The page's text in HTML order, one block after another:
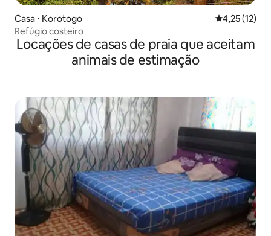
Casa ⋅ Korotogo 4,25 de uma
4,25 (12)
Refúgio costeiro
Locações de casas de praia que aceitam
animais de estimação